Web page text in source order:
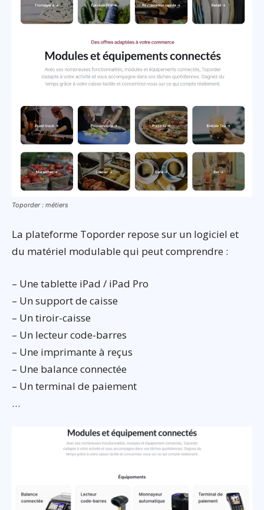
Toporder : métiers
La plateforme Toporder repose sur un logiciel et
du matériel modulable qui peut comprendre :
– Une tablette iPad / iPad Pro
– Un support de caisse
– Un tiroir-caisse
– Un lecteur code-barres
– Une imprimante à reçus
– Une balance connectée
– Un terminal de paiement
…